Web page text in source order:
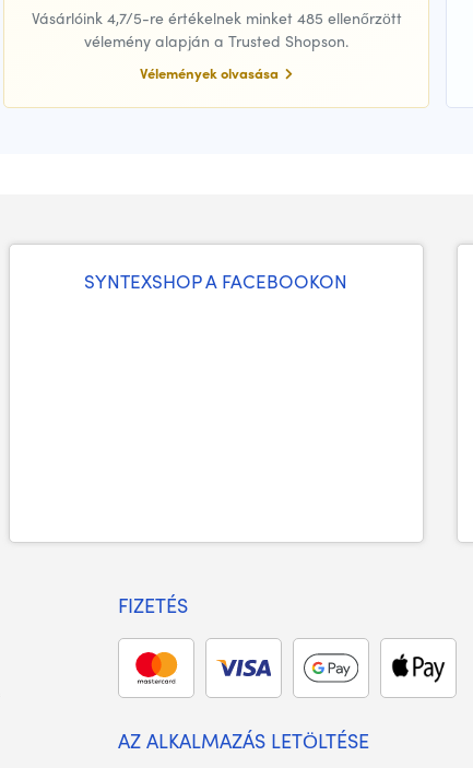
Vásárlóink 4,7/5-re értékelnek minket 485 ellenőrzött
vélemény alapján a Trusted Shopson.
Vélemények olvasása
SYNTEXSHOP A FACEBOOKON
FIZETÉS
AZ ALKALMAZÁS LETÖLTÉSE